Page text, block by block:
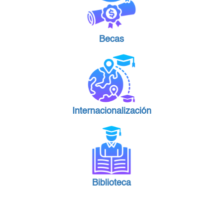
Becas
Internacionalización
Biblioteca